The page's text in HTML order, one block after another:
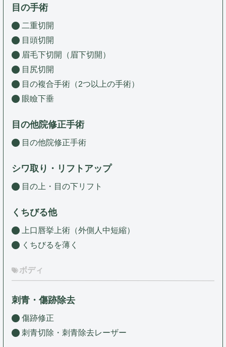
目の手術
二重切開
目頭切開
眉毛下切開（眉下切開）
目尻切開
目の複合手術（2つ以上の手術）
眼瞼下垂
目の他院修正手術
目の他院修正手術
シワ取り・リフトアップ
目の上・目の下リフト
くちびる他
上口唇挙上術（外側人中短縮）
くちびるを薄く
ボディ
刺青・傷跡除去
傷跡修正
刺青切除・刺青除去レーザー